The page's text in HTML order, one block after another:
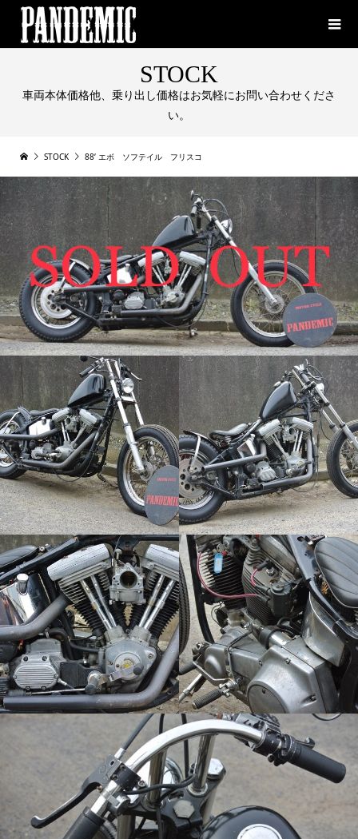
STOCK
車両本体価格他、乗り出し価格はお気軽にお問い合わせくださ
い。
STOCK 88‘ エボ ソフテイル フリスコ